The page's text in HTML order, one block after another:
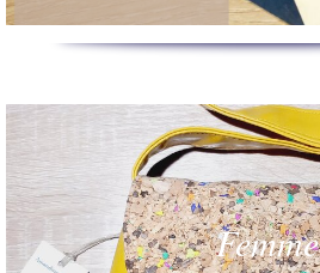
Femme